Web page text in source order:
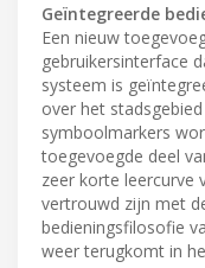
Geïntegreerde
Een nieuw
gebruikersinterface
systeem is
over het
symboolmarkers
toegevoegde deel
zeer korte leercurve
vertrouwd zijn met
bedieningsfilosofie
weer terugkomt in